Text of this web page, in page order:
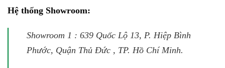
Hệ thống Showroom:
Showroom 1 : 639 Quốc Lộ 13, P. Hiệp Bình
Phước, Quận Thủ Đức , TP. Hồ Chí Minh.